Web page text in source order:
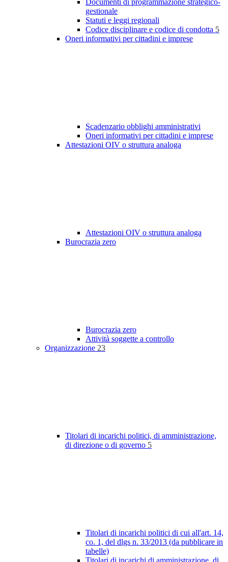
Documenti di programmazione strategico-
gestionale
Statuti e leggi regionali
Codice disciplinare e codice di condotta 5
Oneri informativi per cittadini e imprese
Scadenzario obblighi amministrativi
Oneri informativi per cittadini e imprese
Attestazioni OIV o struttura analoga
Attestazioni OIV o struttura analoga
Burocrazia zero
Burocrazia zero
Attività soggette a controllo
Organizzazione 23
Titolari di incarichi politici, di amministrazione,
di direzione o di governo 5
Titolari di incarichi politici di cui all'art. 14,
co. 1, del dlgs n. 33/2013 (da pubblicare in
tabelle)